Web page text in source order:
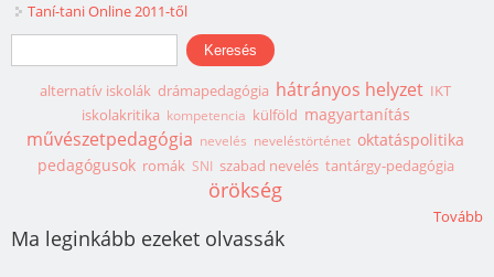
Taní-tani Online 2011-től
Keresés űrlap
Keresés
alternatív iskolák drámapedagógia hátrányos helyzet IKT
iskolakritika kompetencia külföld magyartanítás
művészetpedagógia nevelés neveléstörténet oktatáspolitika
pedagógusok romák SNI szabad nevelés tantárgy-pedagógia
örökség
Tovább
Ma leginkább ezeket olvassák